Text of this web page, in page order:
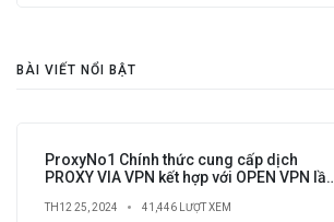
BÀI VIẾT NỔI BẬT
ProxyNo1 Chính thức cung cấp dịch
PROXY VIA VPN kết hợp với OPEN VPN lần
TH12 25, 2024 41,446 LƯỢT XEM